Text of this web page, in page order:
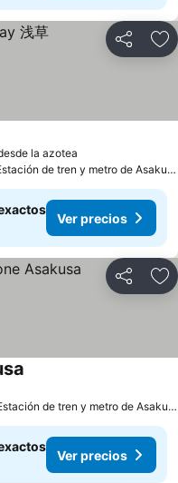
Compartir
la azotea
a 0.6 km de: Estación de tren y metro de Asakusa
Ver precios
Compartir
a 0.5 km de: Estación de tren y metro de Asakusa
Ver precios